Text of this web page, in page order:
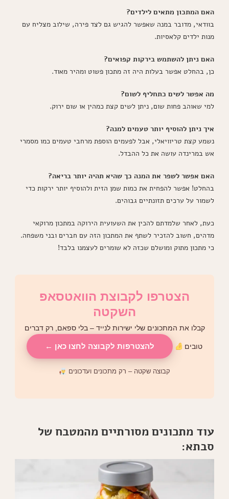
האם המתכון מתאים לילדים?
בוודאי, מדובר במנה שאפשר להגיש גם לצד פירה, שילוב מצליח עם
מנות ילדים קלאסיות.
האם ניתן להשתמש בירקות קפואים?
כן, בהחלט אפשר בעלות היה זה מתכון פשוט ומהיר מאוד.
מה אפשר לשים כתחליף לשום?
למי שאוהב פחות שום, ניתן לשים קצת כמהין או שום ירוק.
איך ניתן להוסיף יותר טעמים למנה?
נשמע קצת טריוויאלי, אבל לפעמים הוספת מרחבי טעמים כמו מסמרי
אש במרינדה עושה את כל ההבדל.
האם אפשר לשפר את המנה כך שהיא תהיה יותר בריאה?
בהחלט! אפשר להפחית את כמות שמן הזית ולהוסיף יותר ירקות כדי
לשמור על ערכים תזונתיים גבוהים.
כעת, לאחר שלמדתם להכין את השעועית הירוקה במתכון מרוקאי
מדהים, חשוב להזכיר לשתף את המתכון הזה עם חברים ובני משפחה.
כי מתכון מתוק ומושלם שכזה לא שומרים לעצמנו בלבד!
הצטרפו לקבוצת הוואטסאפ
השקטה
קבלו את המתכונים שלי ישירות לנייד – בלי ספאם, רק דברים
טובים להצטרפות לקבוצה לחצו כאן ←
קבוצה שקטה – רק מתכונים ועדכונים
עוד מתכונים מסורתיים מהמטבח של
סבתא: